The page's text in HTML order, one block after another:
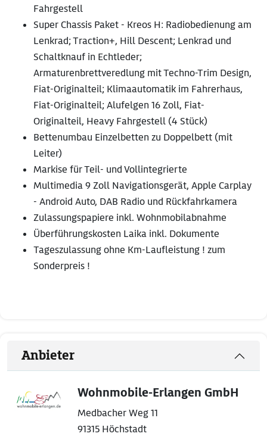
Fahrgestell
Super Chassis Paket - Kreos H: Radiobedienung am
Lenkrad; Traction+, Hill Descent; Lenkrad und
Schaltknauf in Echtleder;
Armaturenbrettveredlung mit Techno-Trim Design,
Fiat-Originalteil; Klimaautomatik im Fahrerhaus,
Fiat-Originalteil; Alufelgen 16 Zoll, Fiat-
Originalteil, Heavy Fahrgestell (4 Stück)
Bettenumbau Einzelbetten zu Doppelbett (mit
Leiter)
Markise für Teil- und Vollintegrierte
Multimedia 9 Zoll Navigationsgerät, Apple Carplay
- Android Auto, DAB Radio und Rückfahrkamera
Zulassungspapiere inkl. Wohnmobilabnahme
Überführungskosten Laika inkl. Dokumente
Tageszulassung ohne Km-Laufleistung ! zum
Sonderpreis !
Anbieter
Wohnmobile-Erlangen GmbH
Medbacher Weg 11
91315 Höchstadt